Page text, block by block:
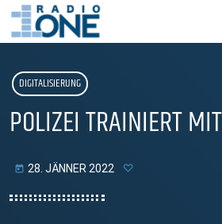
DIGITALISIERUNG
POLIZEI TRAINIERT
today 28. JÄNNER 2022